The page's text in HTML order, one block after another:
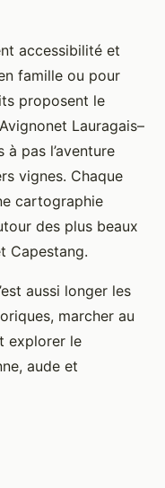
accessibilité et
famille ou pour
proposent le
Lauragais–
pas l’aventure
vignes. Chaque
cartographie
des plus beaux
Capestang.
aussi longer les
marcher au
explorer le
aude et